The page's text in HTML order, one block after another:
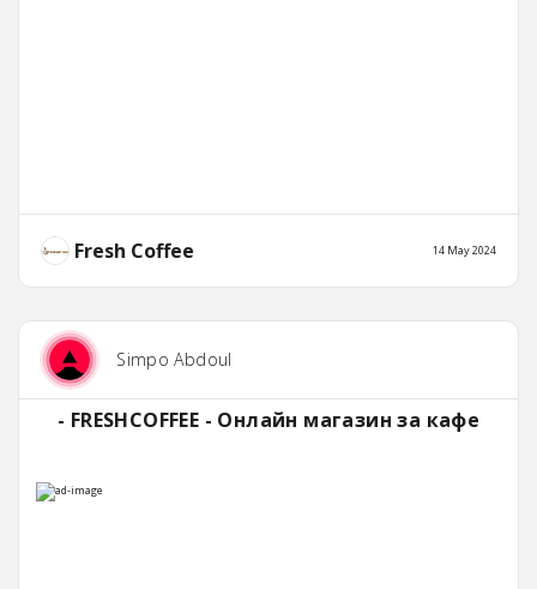
Fresh Coffee 14 May 2024
Simpo Abdoul
- FRESHCOFFEE - Онлайн магазин за кафе